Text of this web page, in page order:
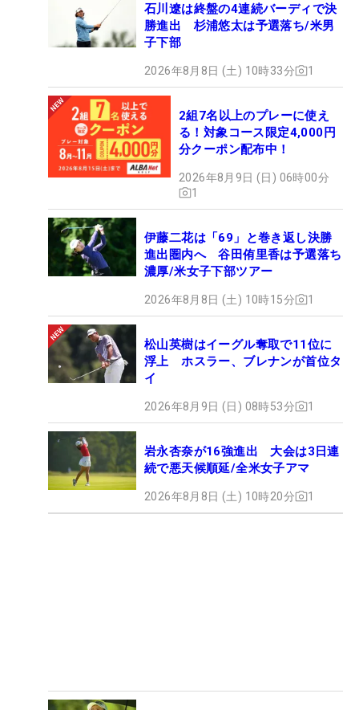
石川遼は終盤の4連続バーディで決
勝進出 杉浦悠太は予選落ち/米男
子下部
2026年8月8日 (土) 10時33分 1
2組7名以上のプレーに使え
る！対象コース限定4,000円
分クーポン配布中！
2026年8月9日 (日) 06時00分
1
伊藤二花は「69」と巻き返し決勝
進出圏内へ 谷田侑里香は予選落ち
濃厚/米女子下部ツアー
2026年8月8日 (土) 10時15分 1
松山英樹はイーグル奪取で11位に
浮上 ホスラー、ブレナンが首位タ
イ
2026年8月9日 (日) 08時53分 1
岩永杏奈が16強進出 大会は3日連
続で悪天候順延/全米女子アマ
2026年8月8日 (土) 10時20分 1